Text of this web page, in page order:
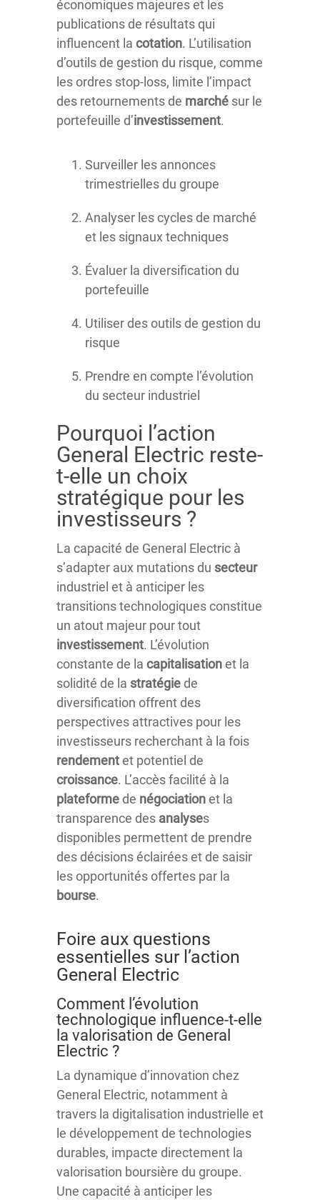
économiques majeures et les
publications de résultats qui
influencent la cotation. L’utilisation
d’outils de gestion du risque, comme
les ordres stop-loss, limite l’impact
des retournements de marché sur le
portefeuille d’investissement.
Surveiller les annonces
trimestrielles du groupe
Analyser les cycles de marché
et les signaux techniques
Évaluer la diversification du
portefeuille
Utiliser des outils de gestion du
risque
Prendre en compte l’évolution
du secteur industriel
Pourquoi l’action
General Electric reste-
t-elle un choix
stratégique pour les
investisseurs ?
La capacité de General Electric à
s’adapter aux mutations du secteur
industriel et à anticiper les
transitions technologiques constitue
un atout majeur pour tout
investissement. L’évolution
constante de la capitalisationet la
solidité de la stratégie de
diversification offrent des
perspectives attractives pour les
investisseurs recherchant à la fois
rendementet potentiel de
croissance. L’accès facilité à la
plateforme de négociationet la
transparence des analyses
disponibles permettent de prendre
des décisions éclairées et de saisir
les opportunités offertes par la
bourse.
Foire aux questions
essentielles sur l’action
General Electric
Comment l’évolution
technologique influence-t-elle
la valorisation de General
Electric ?
La dynamique d’innovation chez
General Electric, notamment à
travers la digitalisation industrielle et
le développement de technologies
durables, impacte directement la
valorisation boursière du groupe.
Une capacité à anticiper les